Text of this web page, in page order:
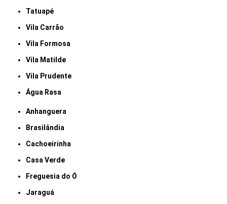
Tatuapé
Vila Carrão
Vila Formosa
Vila Matilde
Vila Prudente
Água Rasa
Anhanguera
Brasilândia
Cachoeirinha
Casa Verde
Freguesia do Ó
Jaraguá